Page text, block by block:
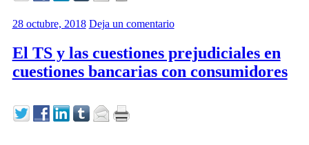
28 octubre, 2018 Deja un comentario
El TS y las cuestiones prejudiciales en
cuestiones bancarias con consumidores